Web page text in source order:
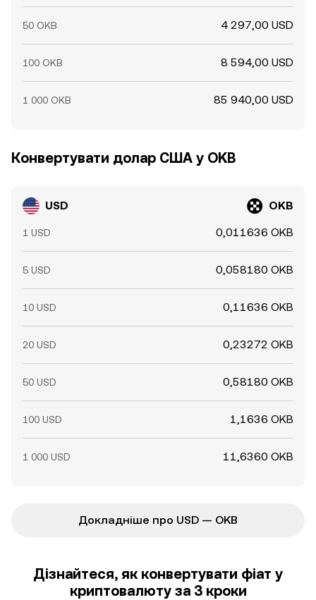
50 OKB 4 297,00 USD
100 OKB 8 594,00 USD
1 000 OKB 85 940,00 USD
Конвертувати долар США у OKB
USD OKB
1 USD 0,011636 OKB
5 USD 0,058180 OKB
10 USD 0,11636 OKB
20 USD 0,23272 OKB
50 USD 0,58180 OKB
100 USD 1,1636 OKB
1 000 USD 11,6360 OKB
Докладніше про USD — OKB
Дізнайтеся, як конвертувати фіат у
криптовалюту за 3 кроки